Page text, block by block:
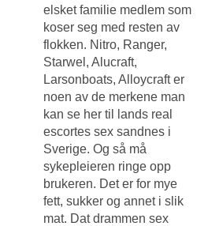
elsket familie medlem som
koser seg med resten av
flokken. Nitro, Ranger,
Starwel, Alucraft,
Larsonboats, Alloycraft er
noen av de merkene man
kan se her til lands real
escortes sex sandnes i
Sverige. Og så må
sykepleieren ringe opp
brukeren. Det er for mye
fett, sukker og annet i slik
mat. Dat drammen sex